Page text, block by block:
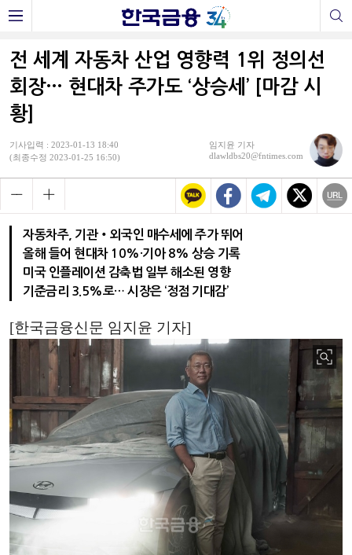
전 세계 자동차 산업 영향력 1위 정의선
회장… 현대차 주가도 ‘상승세’ [마감 시
황]
기사입력 : 2023-01-13 18:40
(최종수정 2023-01-25 16:50)
임지윤 기자
dlawldbs20@fntimes.com
자동차주, 기관‧외국인 매수세에 주가 뛰어
올해 들어 현대차 10%·기아 8% 상승 기록
미국 인플레이션 감축법 일부 해소된 영향
기준금리 3.5%로… 시장은 ‘정점 기대감’
[한국금융신문 임지윤 기자] ​